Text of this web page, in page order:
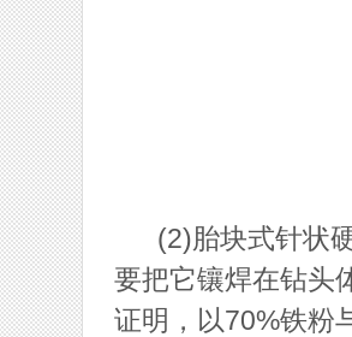
(2)胎块式针状硬
要把它镶焊在钻头
证明，以70%铁粉